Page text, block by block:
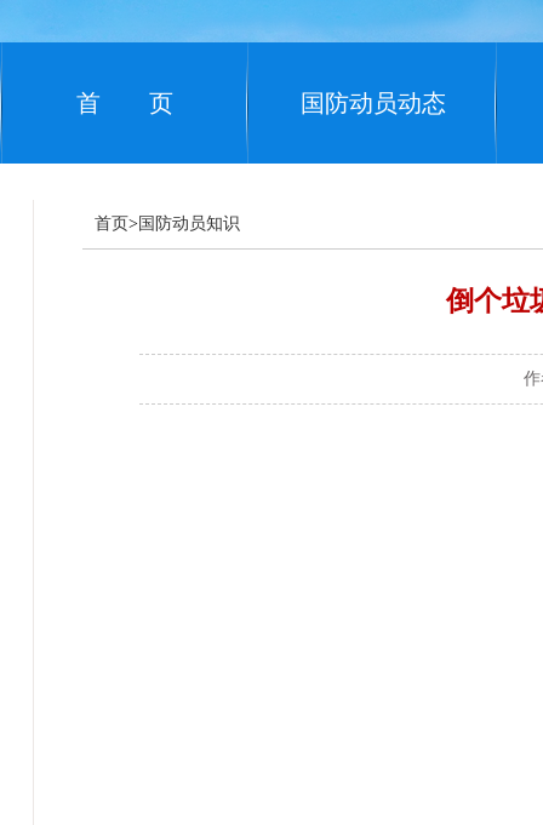
首 页 国防动员动态
首页> 国防动员知识
倒个垃